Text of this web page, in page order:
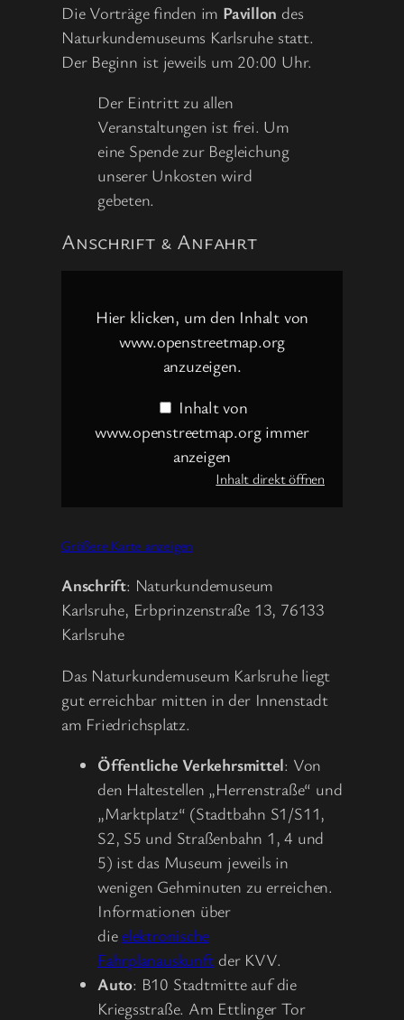
Die Vorträge finden im Pavillon des
Naturkundemuseums Karlsruhe statt.
Der Beginn ist jeweils um 20:00 Uhr.
Der Eintritt zu allen
Veranstaltungen ist frei. Um
eine Spende zur Begleichung
unserer Unkosten wird
gebeten.
Anschrift & Anfahrt
anzeigenHier klicken, um den Inhalt von
www.openstreetmap.org
anzuzeigen.
Inhalt von
www.openstreetmap.org immer
anzeigen
Inhalt direkt öffnen
Größere Karte anzeigen
Anschrift: Naturkundemuseum
Karlsruhe, Erbprinzenstraße 13, 76133
Karlsruhe
Das Naturkundemuseum Karlsruhe liegt
gut erreichbar mitten in der Innenstadt
am Friedrichsplatz.
Öffentliche Verkehrsmittel: Von
den Haltestellen „Herrenstraße“ und
„Marktplatz“ (Stadtbahn S1/S11,
S2, S5 und Straßenbahn 1, 4 und
5) ist das Museum jeweils in
wenigen Gehminuten zu erreichen.
Informationen über
die elektronische
Fahrplanauskunftder KVV.
Auto: B10 Stadtmitte auf die
Kriegsstraße. Am Ettlinger Tor